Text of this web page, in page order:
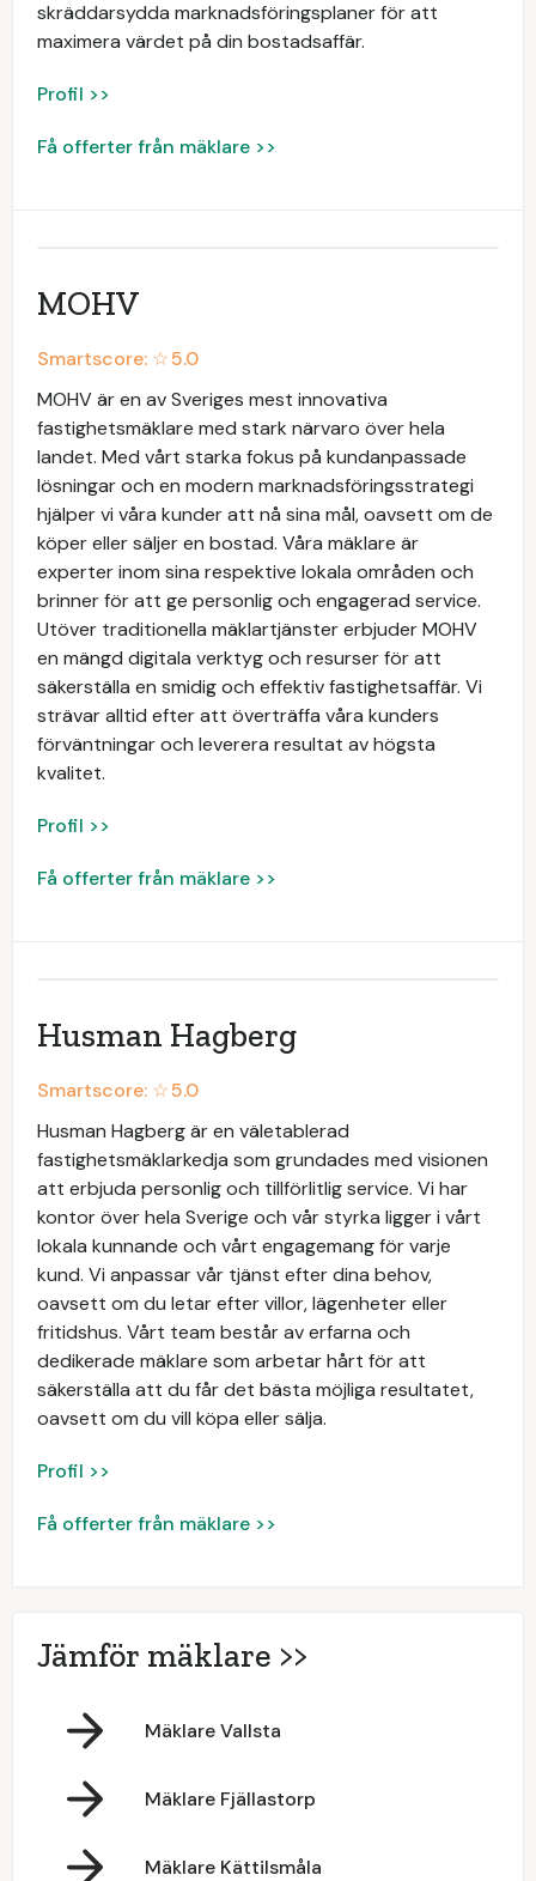
skräddarsydda marknadsföringsplaner för att
maximera värdet på din bostadsaffär.
Profil >>
Få offerter från mäklare >>
MOHV
Smartscore: ☆5.0
MOHV är en av Sveriges mest innovativa
fastighetsmäklare med stark närvaro över hela
landet. Med vårt starka fokus på kundanpassade
lösningar och en modern marknadsföringsstrategi
hjälper vi våra kunder att nå sina mål, oavsett om de
köper eller säljer en bostad. Våra mäklare är
experter inom sina respektive lokala områden och
brinner för att ge personlig och engagerad service.
Utöver traditionella mäklartjänster erbjuder MOHV
en mängd digitala verktyg och resurser för att
säkerställa en smidig och effektiv fastighetsaffär. Vi
strävar alltid efter att överträffa våra kunders
förväntningar och leverera resultat av högsta
kvalitet.
Profil >>
Få offerter från mäklare >>
Husman Hagberg
Smartscore: ☆5.0
Husman Hagberg är en väletablerad
fastighetsmäklarkedja som grundades med visionen
att erbjuda personlig och tillförlitlig service. Vi har
kontor över hela Sverige och vår styrka ligger i vårt
lokala kunnande och vårt engagemang för varje
kund. Vi anpassar vår tjänst efter dina behov,
oavsett om du letar efter villor, lägenheter eller
fritidshus. Vårt team består av erfarna och
dedikerade mäklare som arbetar hårt för att
säkerställa att du får det bästa möjliga resultatet,
oavsett om du vill köpa eller sälja.
Profil >>
Få offerter från mäklare >>
Jämför mäklare >>
Mäklare Vallsta
Mäklare Fjällastorp
Mäklare Kättilsmåla